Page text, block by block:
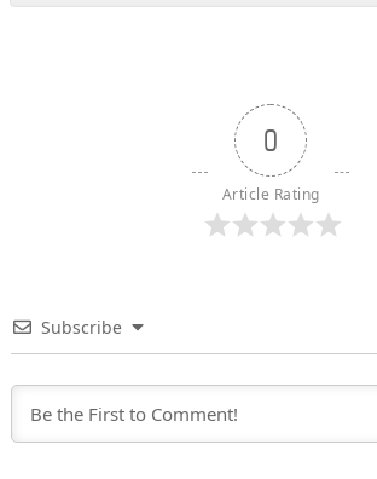
0
Article Rating
Subscribe